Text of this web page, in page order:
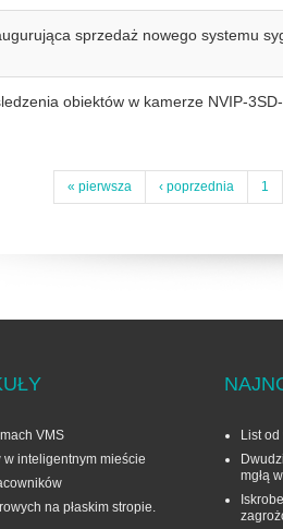
sprzedaż nowego systemu
obiektów w kamerze NVIP-
« pierwsza ‹ poprzednia 1
VMS
inteligentnym mieście
na płaskim stropie.
List
mgłą